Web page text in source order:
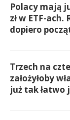
Polacy mają
zł w ETF-ach.
dopiero
Trzech na
założyłoby
już tak łatwo